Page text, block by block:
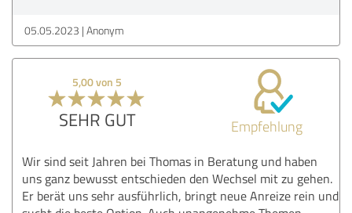
05.05.2023 Anonym
5,00 von 5
SEHR GUT Empfehlung
Wir sind seit Jahren bei Thomas in Beratung und haben
uns ganz bewusst entschieden den Wechsel mit zu gehen.
Er berät uns sehr ausführlich, bringt neue Anreize rein und